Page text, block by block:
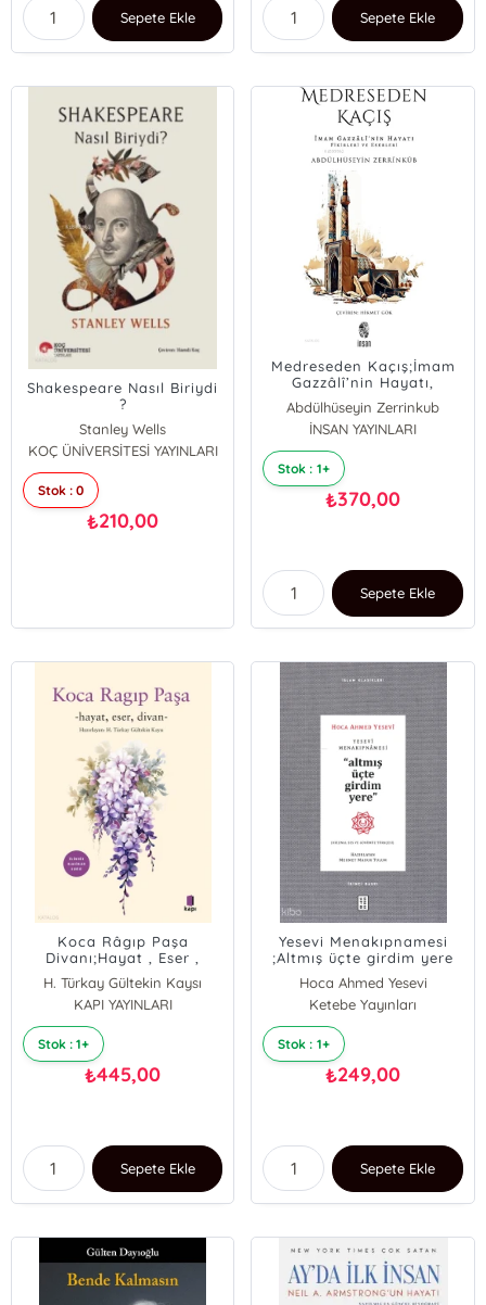
Sepete Ekle Sepete Ekle
Shakespeare Nasıl Biriydi
?
Stanley Wells
KOÇ ÜNİVERSİTESİ YAYINLARI
Stok : 0
₺210,00
Medreseden Kaçış;İmam
Gazzâlî’nin Hayatı,
Fikirleri ve Eserleri
Abdülhüseyin Zerrinkub
İNSAN YAYINLARI
Stok : 1+
₺370,00
Sepete Ekle
Koca Râgıp Paşa
Divanı;Hayat , Eser ,
Divan
H. Türkay Gültekin Kaysı
KAPI YAYINLARI
Stok : 1+
₺445,00
Sepete Ekle
Yesevi Menakıpnamesi
;Altmış üçte girdim yere
Hoca Ahmed Yesevi
Ketebe Yayınları
Stok : 1+
₺249,00
Sepete Ekle